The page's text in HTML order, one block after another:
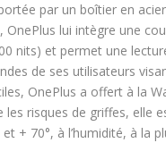
par un boîtier en
lui intègre une
nits) et permet une
de ses utilisateurs
OnePlus a offert à la
les risques de griffes, elle
+ 70°, à l’humidité, à la